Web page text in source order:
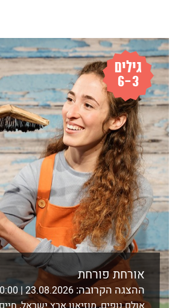
אורחת פורחת
ההצגה הקרובה: 23.08.2026 | 10:00